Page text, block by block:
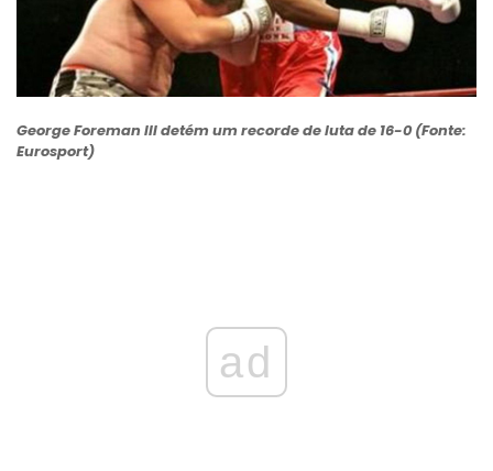
George Foreman III detém um recorde de luta de 16-0 (Fonte:
Eurosport)
ad